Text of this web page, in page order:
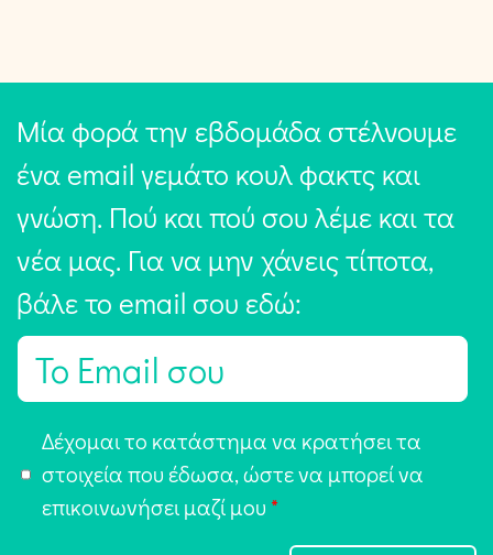
Μία φορά την εβδομάδα στέλνουμε
ένα email γεμάτο κουλ φακτς και
γνώση. Πού και πού σου λέμε και τα
νέα μας. Για να μην χάνεις τίποτα,
βάλε το email σου εδώ:
E
π
Δέχομαι το κατάστημα να κρατήσει τα
στοιχεία που έδωσα, ώστε να μπορεί να
επικοινωνήσει μαζί μου *